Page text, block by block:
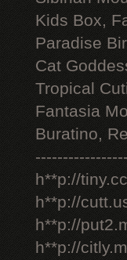
Kids Box,
Paradise
Cat
Tropical
Fantasia
Buratino,
-----------------
h**p://
h**p://
h**p://
h**p://